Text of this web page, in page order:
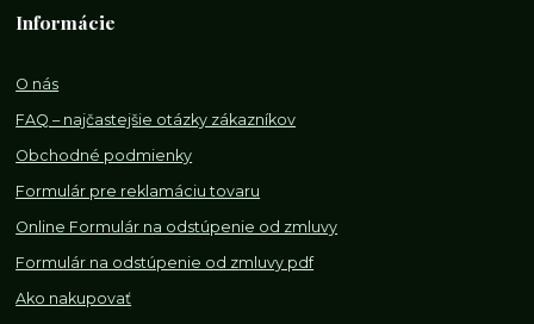
Informácie
O nás
FAQ – najčastejšie otázky zákazníkov
Obchodné podmienky
Formulár pre reklamáciu tovaru
Online Formulár na odstúpenie od zmluvy
Formulár na odstúpenie od zmluvy pdf
Ako nakupovať